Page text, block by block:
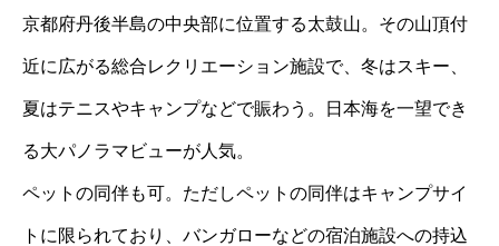
京都府丹後半島の中央部に位置する太鼓山。その山頂付
近に広がる総合レクリエーション施設で、冬はスキー、
夏はテニスやキャンプなどで賑わう。日本海を一望でき
る大パノラマビューが人気。
ペットの同伴も可。ただしペットの同伴はキャンプサイ
トに限られており、バンガローなどの宿泊施設への持込